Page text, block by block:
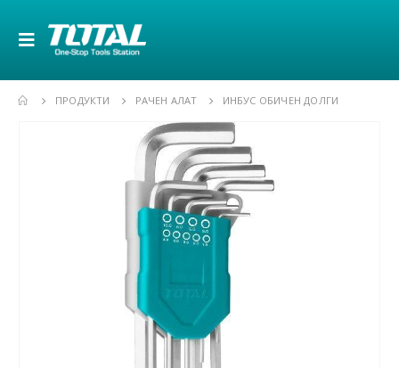
ПРОДУКТИ РАЧЕН АЛАТ ИНБУС ОБИЧЕН ДОЛГИ